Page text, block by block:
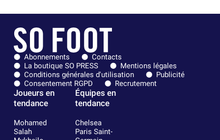
Abonnements
Contacts
La boutique SO PRESS
Mentions légales
Conditions générales d'utilisation
Publicité
Consentement RGPD
Recrutement
Joueurs en
tendance
Mohamed
Salah
Équipes en
tendance
Chelsea
Paris Saint-